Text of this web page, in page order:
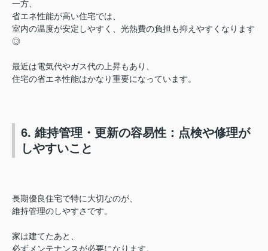
一方、
省エネ性能が高い住宅では、
室内の温度が安定しやすく、 光熱費の負担も抑えやすくなります
◎
最近は電気代やガス代の上昇もあり、
住宅の省エネ性能はかなり重要になっています。
6. 維持管理・更新の容易性：点検や修理が
しやすいこと
長期優良住宅で特に大切なのが、
維持管理のしやすさです。
家は建てたあと、
必ずメンテナンスが必要になります。